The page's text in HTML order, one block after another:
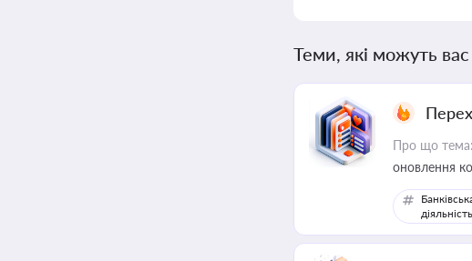
Теми, які можуть вас
Про що тема:
оновлення
діяльність